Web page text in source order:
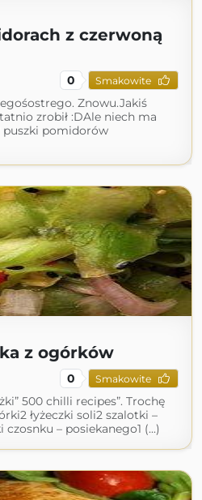
z czerwoną
0 Smakowite
Znowu.Jakiś
zrobił :DAle niech ma
puszki pomidorów
z ogórków
0 Smakowite
500 chilli recipes”. Trochę
łyżeczki soli2 szalotki –
– posiekanego1 (...)